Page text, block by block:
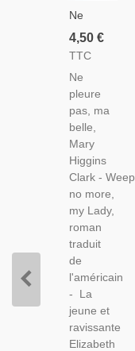
Ne
Pleure
Pas Ma
Mary
Higgins
Clark,
1990 -
Suspense,
Mystère,
Angoisse
4,50 €
TTC
Ne
pleure
pas, ma
belle,
Mary
Higgins
Clark - Weep
no more,
my Lady,
roman
traduit
de
l'américain
- La
jeune et
ravissante
Elizabeth